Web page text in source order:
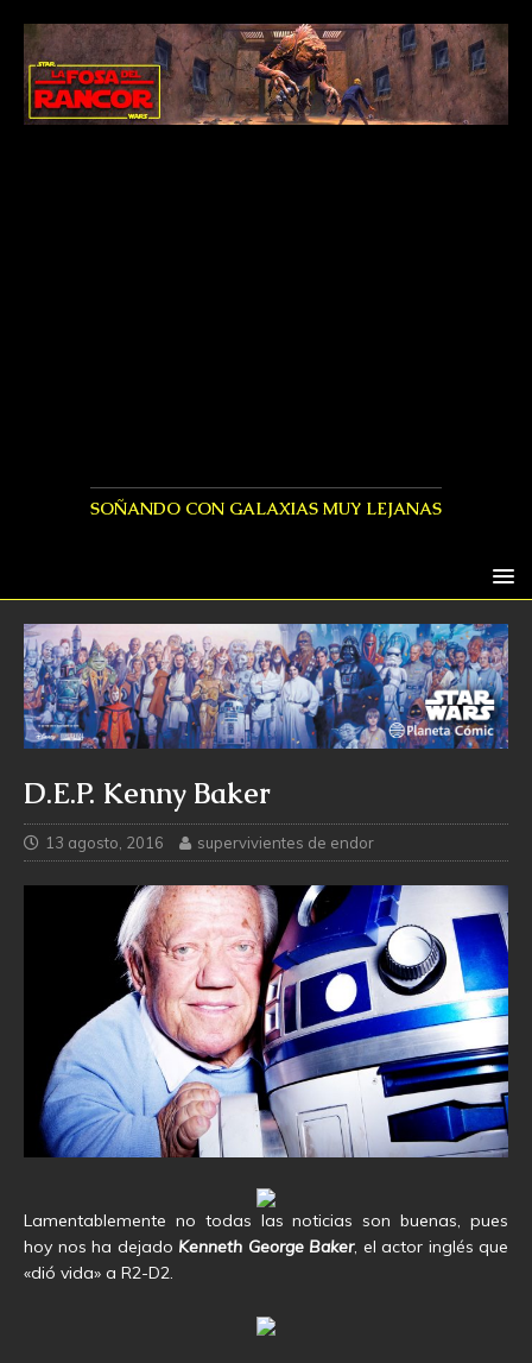
SOÑANDO CON GALAXIAS MUY LEJANAS
D.E.P. Kenny Baker
13 agosto, 2016 supervivientes de endor
Lamentablemente no todas las noticias son buenas, pues
hoy nos ha dejado Kenneth George Baker, el actor inglés que
«dió vida» a R2-D2.